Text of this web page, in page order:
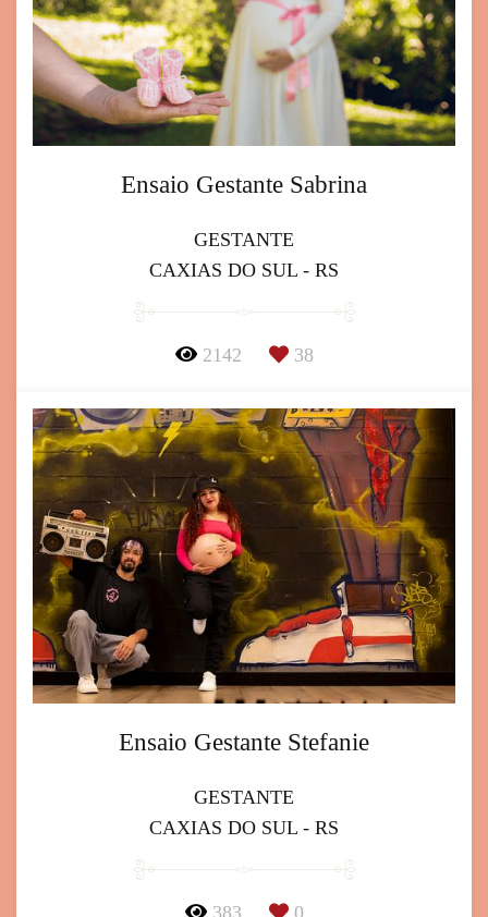
Ensaio Gestante Sabrina
GESTANTE
CAXIAS DO SUL - RS
2142 38
Ensaio Gestante Stefanie
GESTANTE
CAXIAS DO SUL - RS